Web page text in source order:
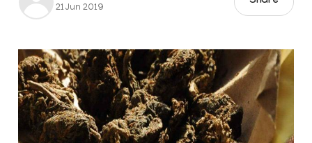
21 Jun 2019